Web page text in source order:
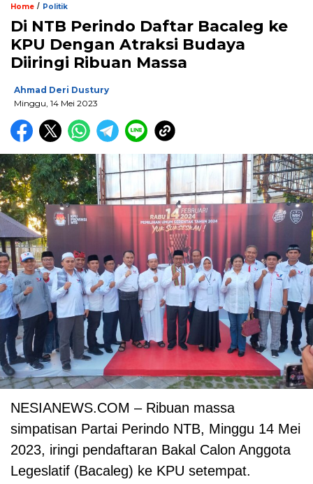
Home / Politik
Di NTB Perindo Daftar Bacaleg ke
KPU Dengan Atraksi Budaya
Diiringi Ribuan Massa
Ahmad Deri Dustury
Minggu, 14 Mei 2023
NESIANEWS.COM – Ribuan massa
simpatisan Partai Perindo NTB, Minggu 14 Mei
2023, iringi pendaftaran Bakal Calon Anggota
Legeslatif (Bacaleg) ke KPU setempat.